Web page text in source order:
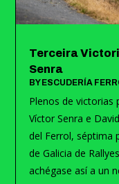
Terceira
Senra
BYESCUDERÍA
Plenos de
Víctor Senra e
del Ferrol, séptima
de Galicia de
achégase así a un